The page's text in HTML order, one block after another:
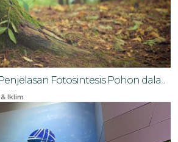
Fotosintesis Pohon dala...
Iklim